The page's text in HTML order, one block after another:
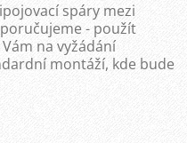
spáry mezi
- použít
Vám na vyžádání
montáží, kde bude